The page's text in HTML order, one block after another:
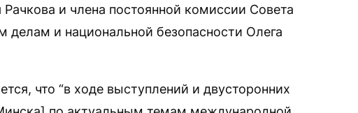
и члена постоянной комиссии Совета
и национальной безопасности Олега
что “в ходе выступлений и двусторонних